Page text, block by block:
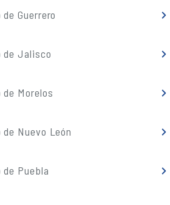
Guerrero
de Jalisco
Morelos
Nuevo León
Puebla